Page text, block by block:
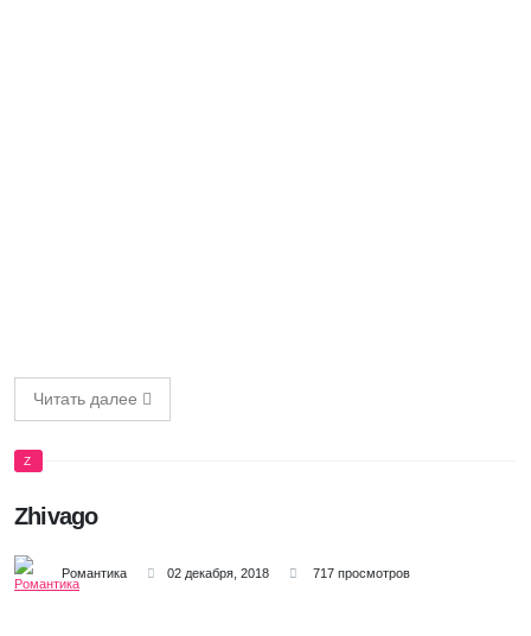
Читать далее
Z
Zhivago
Романтика 02 декабря, 2018 717 просмотров